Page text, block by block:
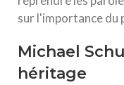
sur l'importance du
Michael
héritage